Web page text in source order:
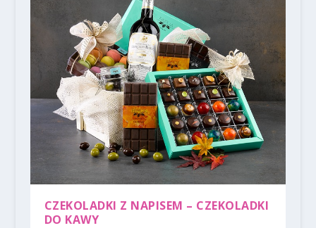
CZEKOLADKI Z NAPISEM – CZEKOLADKI
DO KAWY